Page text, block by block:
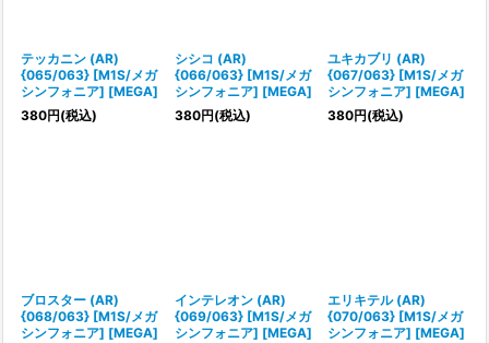
テッカニン (AR)
{065/063} [M1S/メガ
シンフォニア] [MEGA]
380円(税込)
シシコ (AR)
{066/063} [M1S/メガ
シンフォニア] [MEGA]
380円(税込)
ユキカブリ (AR)
{067/063} [M1S/メガ
シンフォニア] [MEGA]
380円(税込)
ブロスター (AR)
{068/063} [M1S/メガ
シンフォニア] [MEGA]
インテレオン (AR)
{069/063} [M1S/メガ
シンフォニア] [MEGA]
エリキテル (AR)
{070/063} [M1S/メガ
シンフォニア] [MEGA]